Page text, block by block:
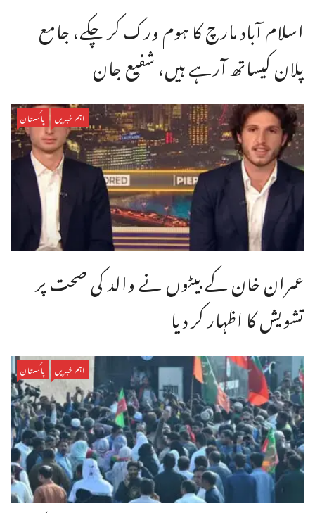
اسلام آباد مارچ کا ہوم ورک کر چکے، جامع
پلان کیساتھ آرہے ہیں، شفیع جان
اہم خبریں پاکستان
عمران خان کے بیٹوں نے والد کی صحت پر
تشویش کا اظہار کر دیا
اہم خبریں پاکستان